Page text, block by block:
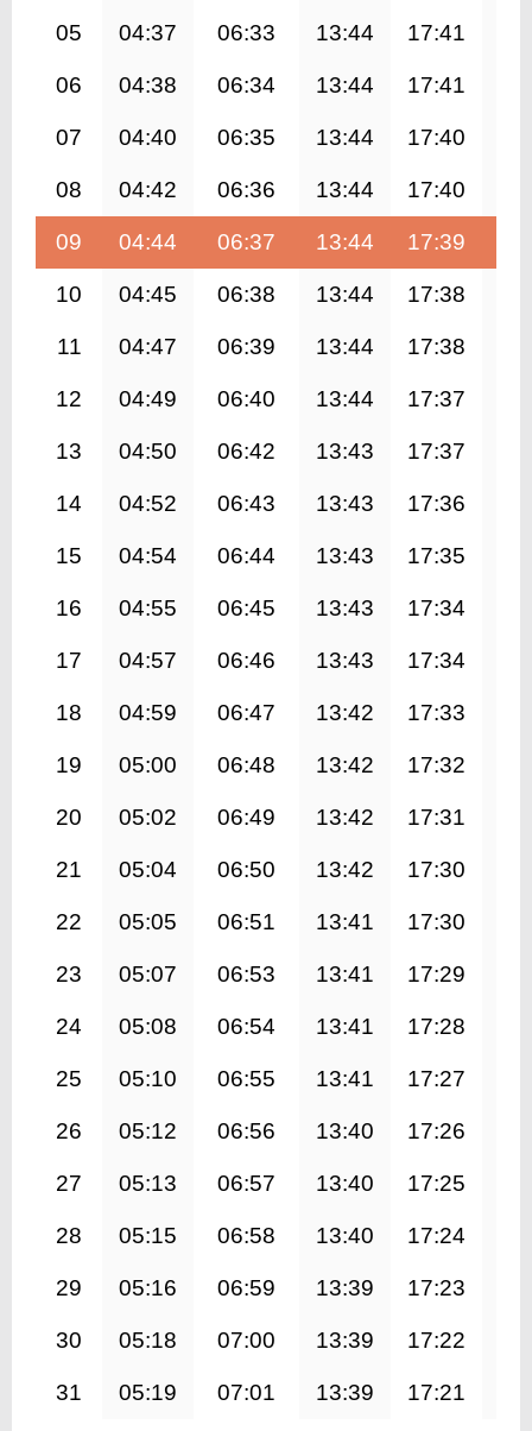
05 04:37 06:33 13:44 17:41
06 04:38 06:34 13:44 17:41
07 04:40 06:35 13:44 17:40
08 04:42 06:36 13:44 17:40
09 04:44 06:37 13:44 17:39
10 04:45 06:38 13:44 17:38
11 04:47 06:39 13:44 17:38
12 04:49 06:40 13:44 17:37
13 04:50 06:42 13:43 17:37
14 04:52 06:43 13:43 17:36
15 04:54 06:44 13:43 17:35
16 04:55 06:45 13:43 17:34
17 04:57 06:46 13:43 17:34
18 04:59 06:47 13:42 17:33
19 05:00 06:48 13:42 17:32
20 05:02 06:49 13:42 17:31
21 05:04 06:50 13:42 17:30
22 05:05 06:51 13:41 17:30
23 05:07 06:53 13:41 17:29
24 05:08 06:54 13:41 17:28
25 05:10 06:55 13:41 17:27
26 05:12 06:56 13:40 17:26
27 05:13 06:57 13:40 17:25
28 05:15 06:58 13:40 17:24
29 05:16 06:59 13:39 17:23
30 05:18 07:00 13:39 17:22
31 05:19 07:01 13:39 17:21